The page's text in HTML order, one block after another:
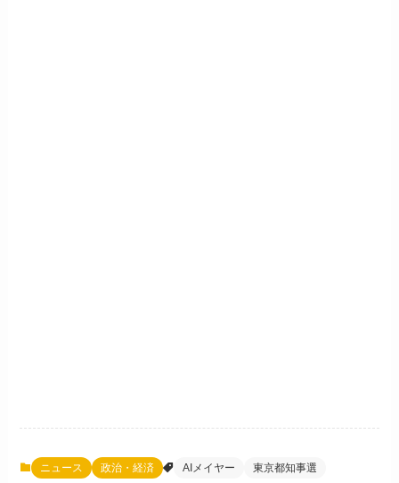
ニュース 政治・経済 AIメイヤー 東京都知事選